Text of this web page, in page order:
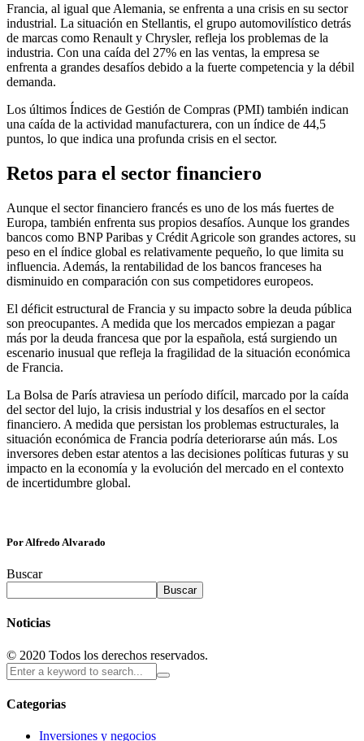
Francia, al igual que Alemania, se enfrenta a una crisis en su sector
industrial. La situación en Stellantis, el grupo automovilístico detrás
de marcas como Renault y Chrysler, refleja los problemas de la
industria. Con una caída del 27% en las ventas, la empresa se
enfrenta a grandes desafíos debido a la fuerte competencia y la débil
demanda.
Los últimos Índices de Gestión de Compras (PMI) también indican
una caída de la actividad manufacturera, con un índice de 44,5
puntos, lo que indica una profunda crisis en el sector.
Retos para el sector financiero
Aunque el sector financiero francés es uno de los más fuertes de
Europa, también enfrenta sus propios desafíos. Aunque los grandes
bancos como BNP Paribas y Crédit Agricole son grandes actores, su
peso en el índice global es relativamente pequeño, lo que limita su
influencia. Además, la rentabilidad de los bancos franceses ha
disminuido en comparación con sus competidores europeos.
El déficit estructural de Francia y su impacto sobre la deuda pública
son preocupantes. A medida que los mercados empiezan a pagar
más por la deuda francesa que por la española, está surgiendo un
escenario inusual que refleja la fragilidad de la situación económica
de Francia.
La Bolsa de París atraviesa un período difícil, marcado por la caída
del sector del lujo, la crisis industrial y los desafíos en el sector
financiero. A medida que persistan los problemas estructurales, la
situación económica de Francia podría deteriorarse aún más. Los
inversores deben estar atentos a las decisiones políticas futuras y su
impacto en la economía y la evolución del mercado en el contexto
de incertidumbre global.
Por Alfredo Alvarado
Buscar
Buscar
Noticias
© 2020 Todos los derechos reservados.
Categorias
Inversiones y negocios